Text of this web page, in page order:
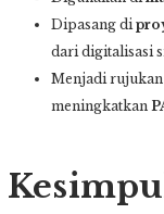
Dipasang di
dari digitalisasi
Menjadi
meningkatkan